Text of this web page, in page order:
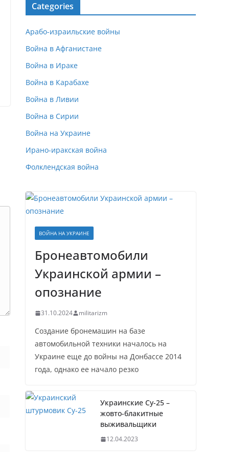
Categories
Арабо-израильские войны
Война в Афганистане
Война в Ираке
Война в Карабахе
Война в Ливии
Война в Сирии
Война на Украине
Ирано-иракская война
Фолклендская война
ВОЙНА НА УКРАИНЕ
Бронеавтомобили
Украинской армии –
опознание
31.10.2024 militarizm
Создание бронемашин на базе
автомобильной техники началось на
Украине еще до войны на Донбассе 2014
года, однако ее начало резко
Украинские Су-25 –
жовто-блакитные
выживальщики
12.04.2023